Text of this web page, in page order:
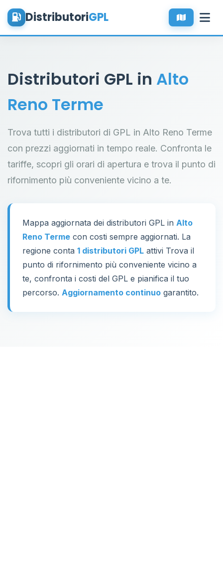
DistributoriGPL
Distributori GPL in Alto
Reno Terme
Trova tutti i distributori di GPL in Alto Reno Terme
con prezzi aggiornati in tempo reale. Confronta le
tariffe, scopri gli orari di apertura e trova il punto di
rifornimento più conveniente vicino a te.
Mappa aggiornata dei distributori GPL in Alto
Reno Terme con costi sempre aggiornati. La
regione conta 1 distributori GPL attivi Trova il
punto di rifornimento più conveniente vicino a
te, confronta i costi del GPL e pianifica il tuo
percorso. Aggiornamento continuo garantito.